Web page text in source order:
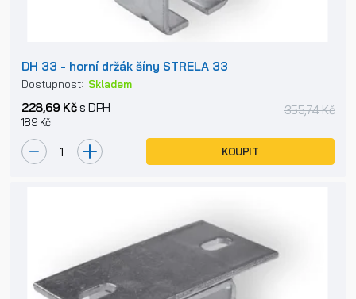
DH 33 - horní držák šíny STRELA 33
Dostupnost: Skladem
228,69 Kčs DPH
189 Kč
355,74 Kč
KOUPIT